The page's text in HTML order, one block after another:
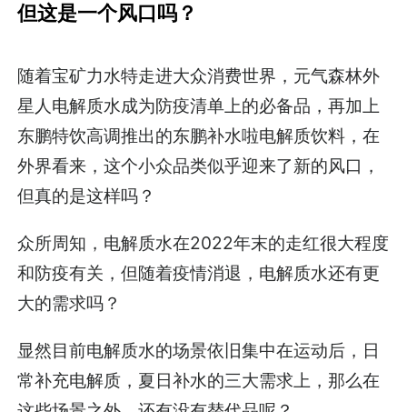
但这是一个风口吗？
随着宝矿力水特走进大众消费世界，元气森林外
星人电解质水成为防疫清单上的必备品，再加上
东鹏特饮高调推出的东鹏补水啦电解质饮料，在
外界看来，这个小众品类似乎迎来了新的风口，
但真的是这样吗？
众所周知，电解质水在2022年末的走红很大程度
和防疫有关，但随着疫情消退，电解质水还有更
大的需求吗？
显然目前电解质水的场景依旧集中在运动后，日
常补充电解质，夏日补水的三大需求上，那么在